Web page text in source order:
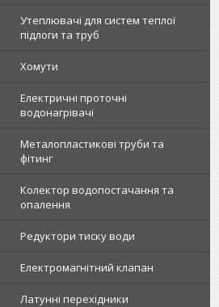
Утеплювачі для систем теплої
підлоги та труб
Хомути
Електричні проточні
водонагрівачі
Металопластикові труби та
фітинг
Колектор водопостачання та
опалення
Редуктори тиску води
Електромагнітний клапан
Латунні перехідники